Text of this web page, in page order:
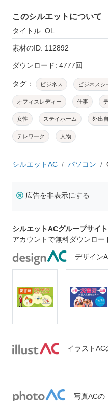
このシルエットについて
タイトル: OL
素材のID: 112892
ダウンロード: 4777回
タグ： ビジネス ビジネスシ
オフィスレディー 仕事
女性 ステイホーム 外出
テレワーク 人物
シルエットAC パソコン
広告を非表示にする
シルエットACグループサイ
アカウントで無料ダウンロー
デザイン
イラスト
写真ACの